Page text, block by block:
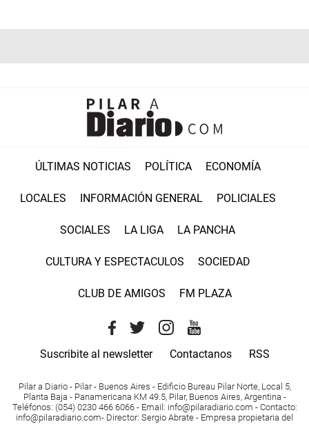
ÚLTIMAS NOTICIAS POLÍTICA ECONOMÍA
LOCALES INFORMACIÓN GENERAL POLICIALES
SOCIALES LA LIGA LA PANCHA
CULTURA Y ESPECTACULOS SOCIEDAD
CLUB DE AMIGOS FM PLAZA
Suscribite al newsletter Contactanos RSS
Pilar a Diario - Pilar - Buenos Aires - Edificio Bureau Pilar Norte, Local 5,
Planta Baja - Panamericana KM 49.5, Pilar, Buenos Aires, Argentina -
Teléfonos: (054) 0230 466 6066 - Email : info@pilaradiario.com - Contacto:
info@pilaradiario.com- Director: Sergio Abrate - Empresa propietaria del